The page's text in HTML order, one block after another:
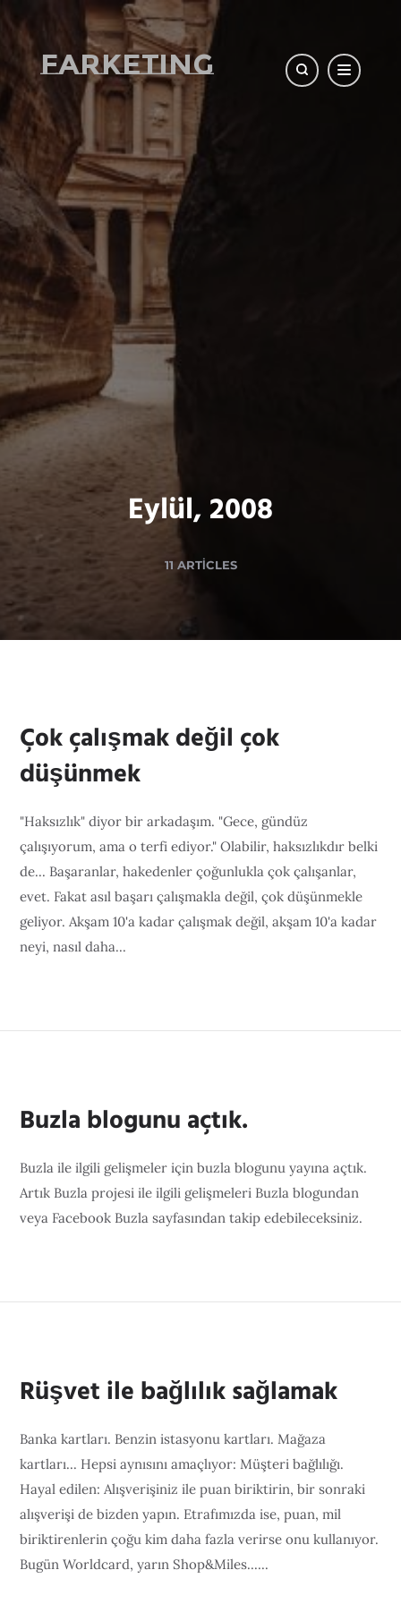
Farketing
Eylül, 2008
11 ARTICLES
Çok çalışmak değil çok
düşünmek
"Haksızlık" diyor bir arkadaşım. "Gece, gündüz
çalışıyorum, ama o terfi ediyor." Olabilir, haksızlıkdır belki
de... Başaranlar, hakedenler çoğunlukla çok çalışanlar,
evet. Fakat asıl başarı çalışmakla değil, çok düşünmekle
geliyor. Akşam 10'a kadar çalışmak değil, akşam 10'a kadar
neyi, nasıl daha...
Buzla blogunu açtık.
Buzla ile ilgili gelişmeler için buzla blogunu yayına açtık.
Artık Buzla projesi ile ilgili gelişmeleri Buzla blogundan
veya Facebook Buzla sayfasından takip edebileceksiniz.
Rüşvet ile bağlılık sağlamak
Banka kartları. Benzin istasyonu kartları. Mağaza
kartları... Hepsi aynısını amaçlıyor: Müşteri bağlılığı.
Hayal edilen: Alışverişiniz ile puan biriktirin, bir sonraki
alışverişi de bizden yapın. Etrafımızda ise, puan, mil
biriktirenlerin çoğu kim daha fazla verirse onu kullanıyor.
Bugün Worldcard, yarın Shop&Miles......